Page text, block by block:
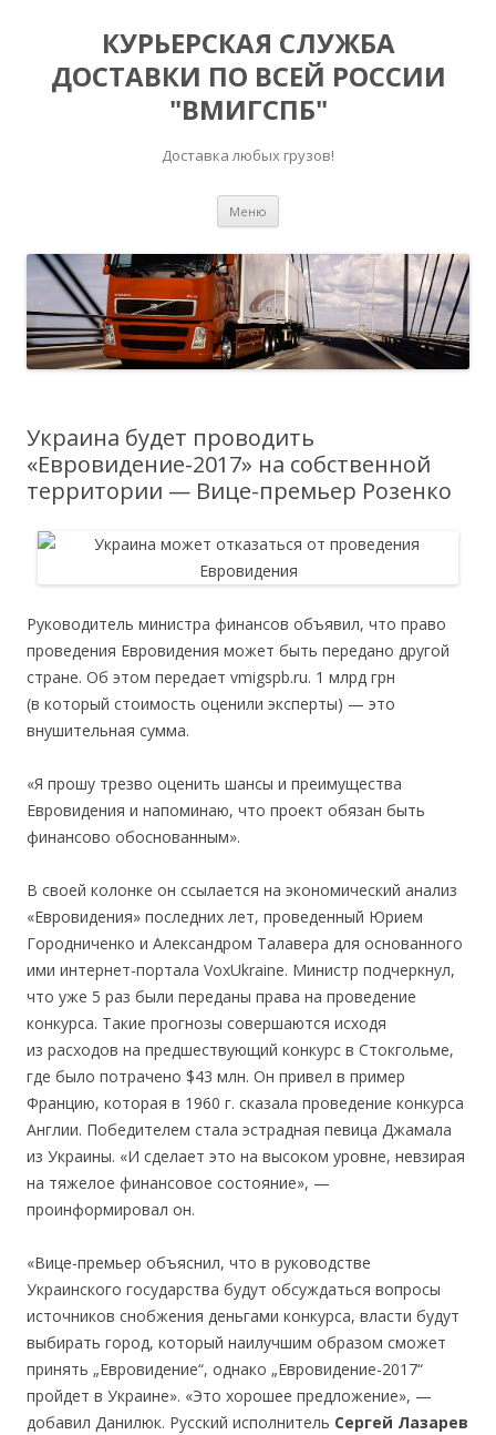
КУРЬЕРСКАЯ СЛУЖБА
ДОСТАВКИ ПО ВСЕЙ РОССИИ
"ВМИГСПБ"
Доставка любых грузов!
Меню
Украина будет проводить
«Евровидение-2017» на собственной
территории — Вице-премьер Розенко
Руководитель министра финансов объявил, что право
проведения Евровидения может быть передано другой
стране. Об этом передает vmigspb.ru. 1 млрд грн
(в который стоимость оценили эксперты) — это
внушительная сумма.
«Я прошу трезво оценить шансы и преимущества
Евровидения и напоминаю, что проект обязан быть
финансово обоснованным».
В своей колонке он ссылается на экономический анализ
«Евровидения» последних лет, проведенный Юрием
Городниченко и Александром Талавера для основанного
ими интернет-портала VoxUkraine. Министр подчеркнул,
что уже 5 раз были переданы права на проведение
конкурса. Такие прогнозы совершаются исходя
из расходов на предшествующий конкурс в Стокгольме,
где было потрачено $43 млн. Он привел в пример
Францию, которая в 1960 г. сказала проведение конкурса
Англии. Победителем стала эстрадная певица Джамала
из Украины. «И сделает это на высоком уровне, невзирая
на тяжелое финансовое состояние», —
проинформировал он.
«Вице-премьер объяснил, что в руководстве
Украинского государства будут обсуждаться вопросы
источников снобжения деньгами конкурса, власти будут
выбирать город, который наилучшим образом сможет
принять „Евровидение“, однако „Евровидение-2017“
пройдет в Украине». «Это хорошее предложение», —
добавил Данилюк. Русский исполнитель Сергей Лазарев